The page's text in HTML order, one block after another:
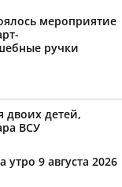
мероприятие
ручки
двоих детей,
ВСУ
9 августа 2026